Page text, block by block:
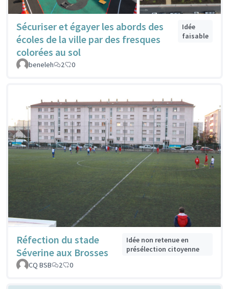
Sécuriser et égayer les abords des
écoles de la ville par des fresques
colorées au sol
Idée
faisable
beneleh 2 0
Réfection du stade
Séverine aux Brosses
Idée non retenue en
présélection citoyenne
CQ BSB
2 0